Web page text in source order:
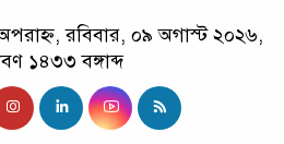
রবিবার, ০৯ অগাস্ট ২০২৬,
১৪৩৩ বঙ্গাব্দ